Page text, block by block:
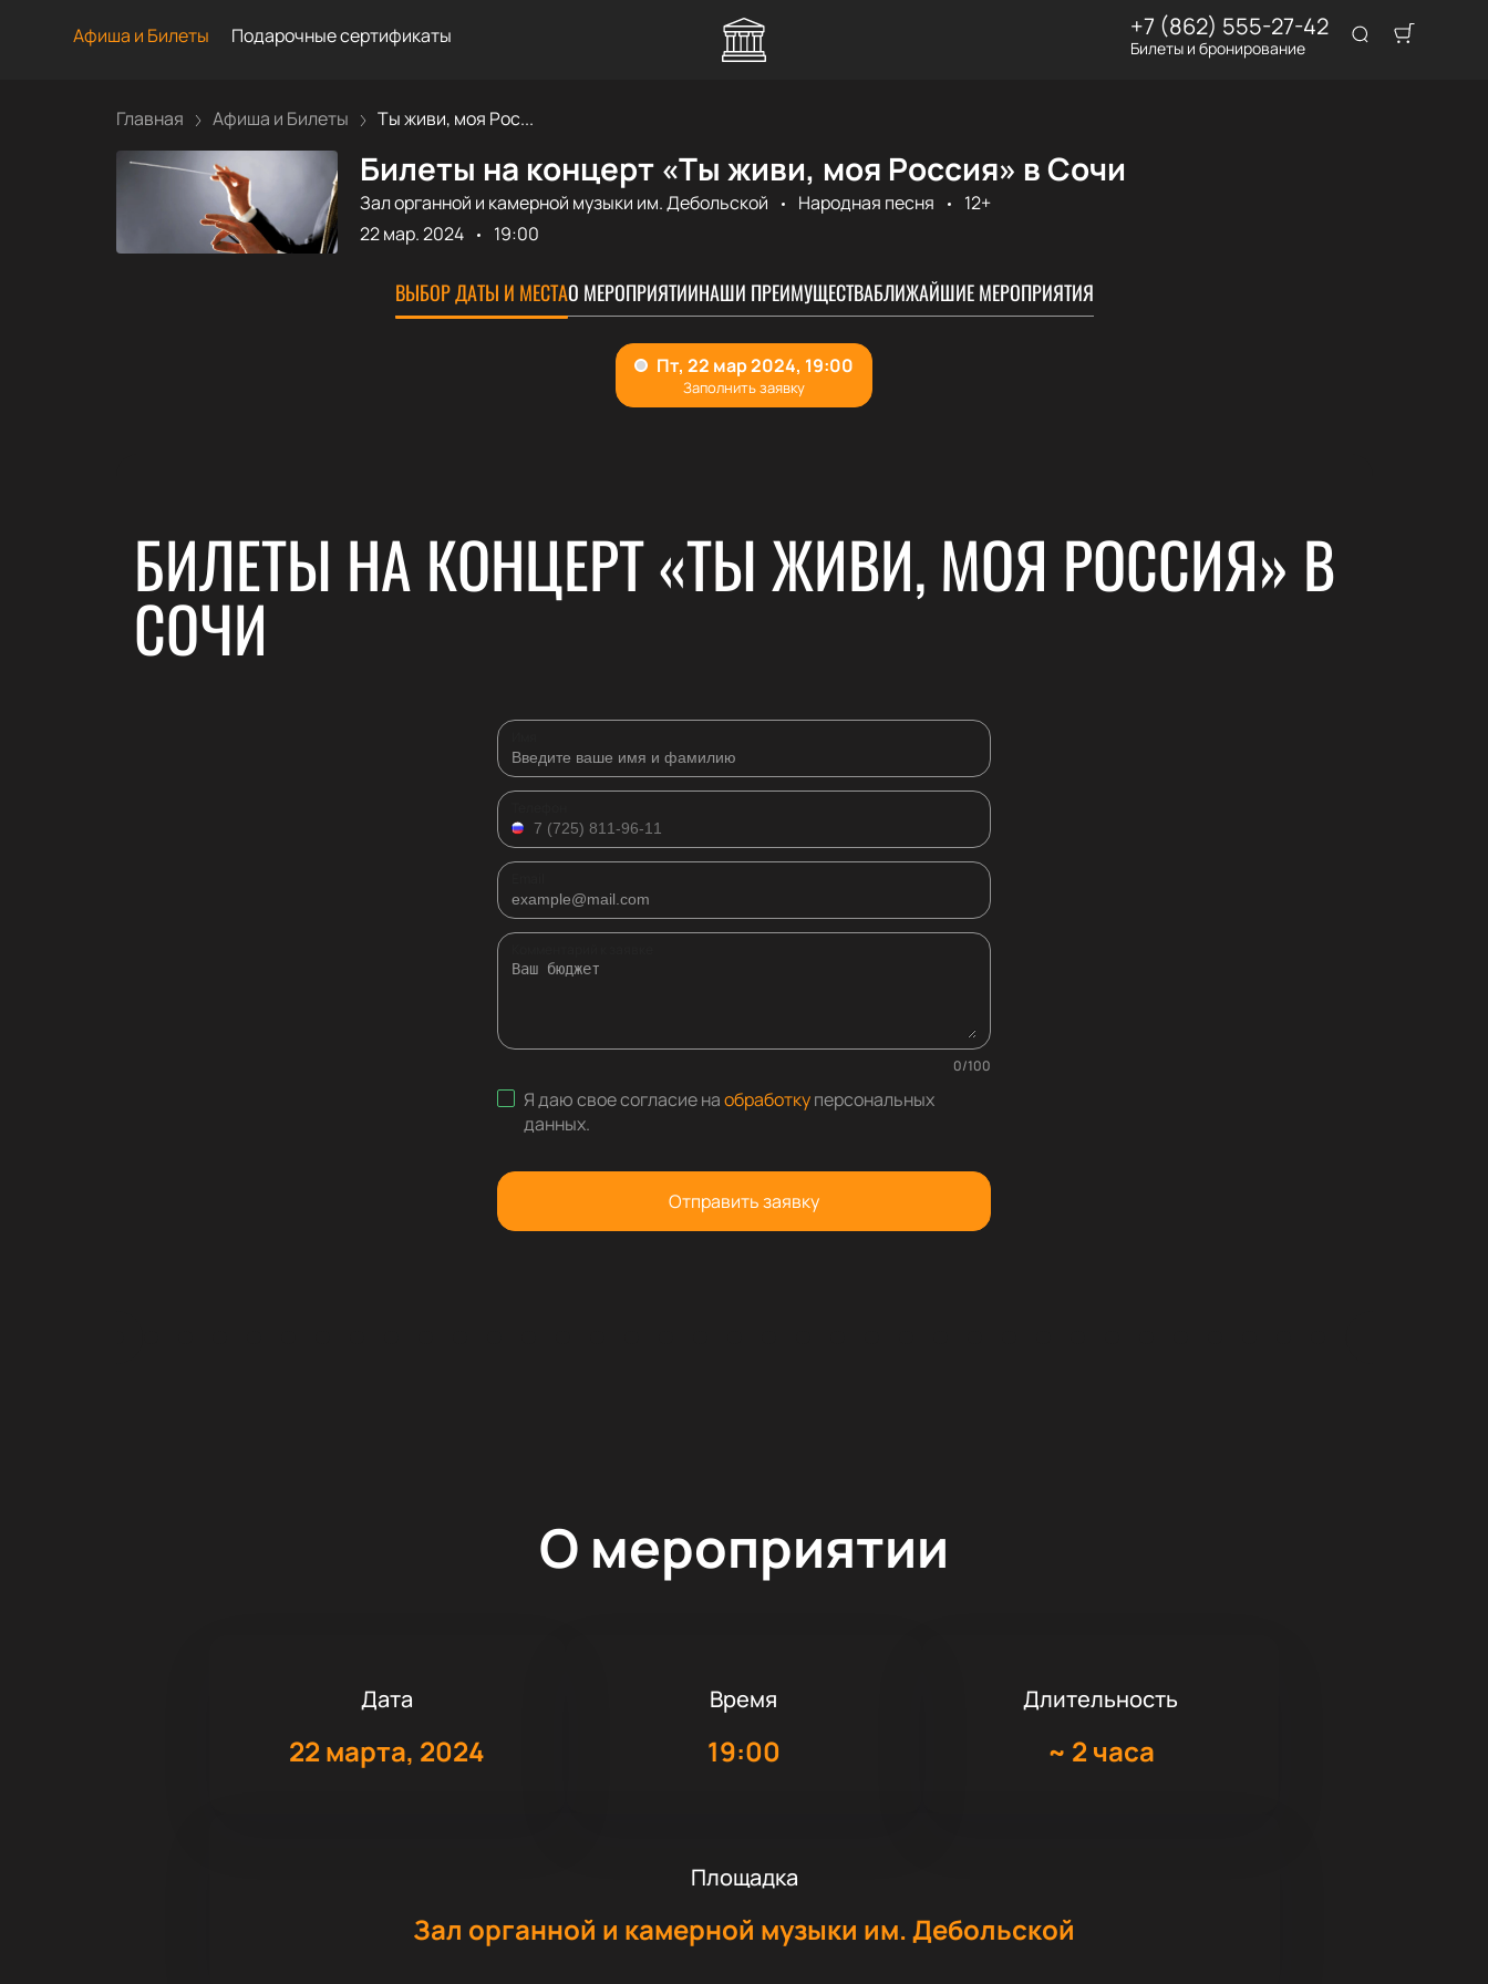
Афиша и Билеты Подарочные сертификаты +7 (862) 555-27-42
Билеты и бронирование
Главная Афиша и Билеты Ты живи, моя Рос...
Билеты на концерт «Ты живи, моя Россия» в Сочи
Зал органной и камерной музыки им. Дебольской Народная песня
12+
22 мар. 2024
19:00
ВЫБОР ДАТЫ И МЕСТАО МЕРОПРИЯТИИНАШИ ПРЕИМУЩЕСТВАБЛИЖАЙШИЕ МЕРОПРИЯТИЯ
БИЛЕТЫ НА КОНЦЕРТ «ТЫ ЖИВИ, МОЯ РОССИЯ» В
СОЧИ
0/100
Я даю свое согласие наобработкуперсональных
данных.
Отправить заявку
О мероприятии
Дата
22 марта, 2024
Время
19:00
Длительность
~ 2 часа
Площадка
Зал органной и камерной музыки им. Дебольской